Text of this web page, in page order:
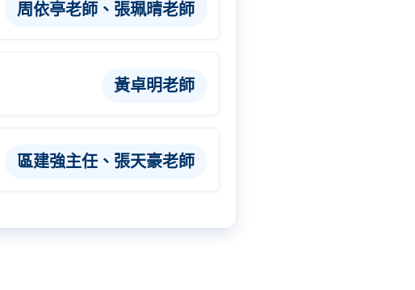
周依亭老師、張珮晴老師
黃卓明老師
區建強主任、張天豪老師